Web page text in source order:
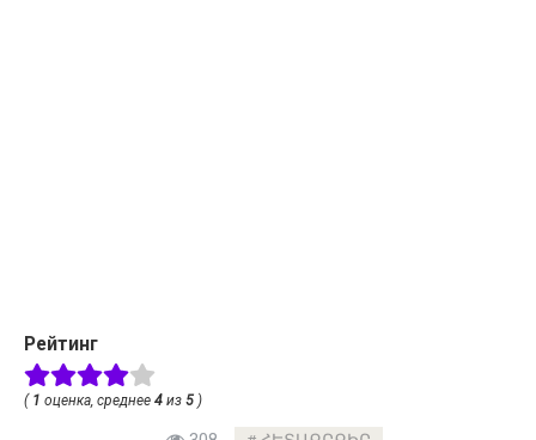
Рейтинг
( 1 оценка, среднее 4 из 5 )